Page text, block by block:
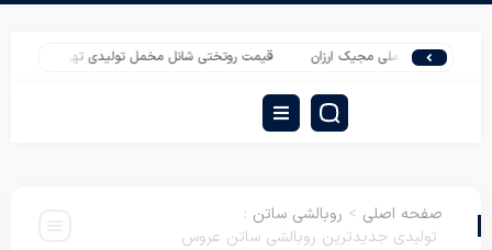
مخملی مجیک ارزان قیمت روتختی شانل مخمل تولیدی تهران شرکت پخش از
صفحه اصلی > روبالشی ساتن :
تولیدی جدیدترین روبالشی ساتن عروس